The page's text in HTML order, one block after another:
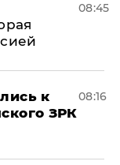
08:45
к
ЗРК
08:16